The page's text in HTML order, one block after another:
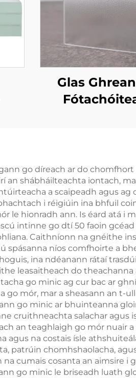
Glas
go díreach ar do chomfhort
an shábháilteachta iontach,
a scaipeadh agus
i réigiúin ina bhfuil
le hionradh ann. Is éard atá i
intinne go dtí 50 faoin
Caithníonn na gnéithe
spásanna níos comfhoirte a
ina ndéanann rátaí
leasaitheach do
go minic ag cur bac ar
go mór, mar a sheasann an
go minic ar bhuinteanna
cruithneachta salachar agus
an teaghlaigh go mór nuair
na costais ísle
patrúin chomhshaolacha,
cumais cosanta an aimsire i
go minic le briseadh luath